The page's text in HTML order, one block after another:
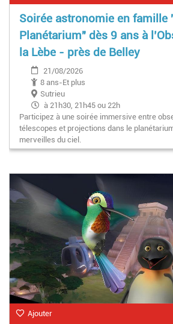
Soirée astronomie en famille
Planétarium" dès 9 ans à
la Lèbe - près de Belley
21/08/2026
8 ans-Et plus
Sutrieu
à 21h30, 21h45 ou 22h
Participez à une soirée immersive entre
télescopes et projections dans le
merveilles du ciel.
Ajouter